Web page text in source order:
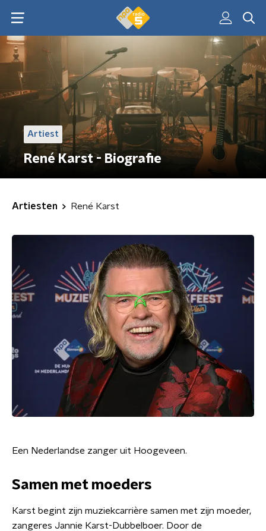
Artiest
René Karst - Biografie
Artiesten René Karst
Een Nederlandse zanger uit Hoogeveen.
Samen met moeders
Karst begint zijn muziekcarrière samen met zijn moeder,
zangeres Jannie Karst-Dubbelboer. Door de